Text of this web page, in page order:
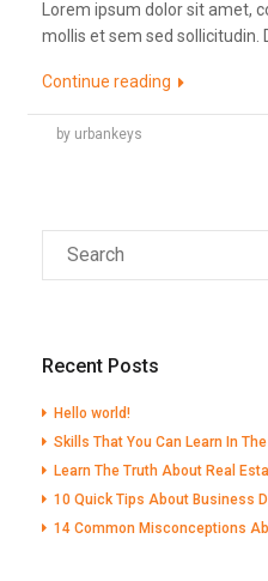
Lorem ipsum dolor sit amet,
mollis et sem sed sollicitudin.
Continue reading
by urbankeys
Recent Posts
Hello world!
Skills That You Can Learn In
Learn The Truth About Real
10 Quick Tips About Business
14 Common Misconceptions